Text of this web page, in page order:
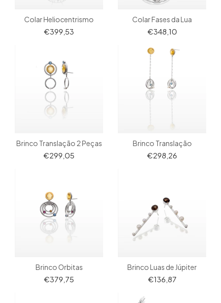
Colar Heliocentrismo
€399,53
Colar Fases da Lua
€348,10
Brinco Translação 2 Peças
€299,05
Brinco Translação
€298,26
Brinco Orbitas
€379,75
Brinco Luas de Júpiter
€136,87